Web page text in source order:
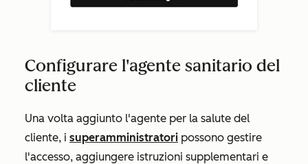
Configurare l'agente sanitario del
cliente
Una volta aggiunto l'agente per la salute del
cliente, i superamministratori possono gestire
l'accesso, aggiungere istruzioni supplementari e